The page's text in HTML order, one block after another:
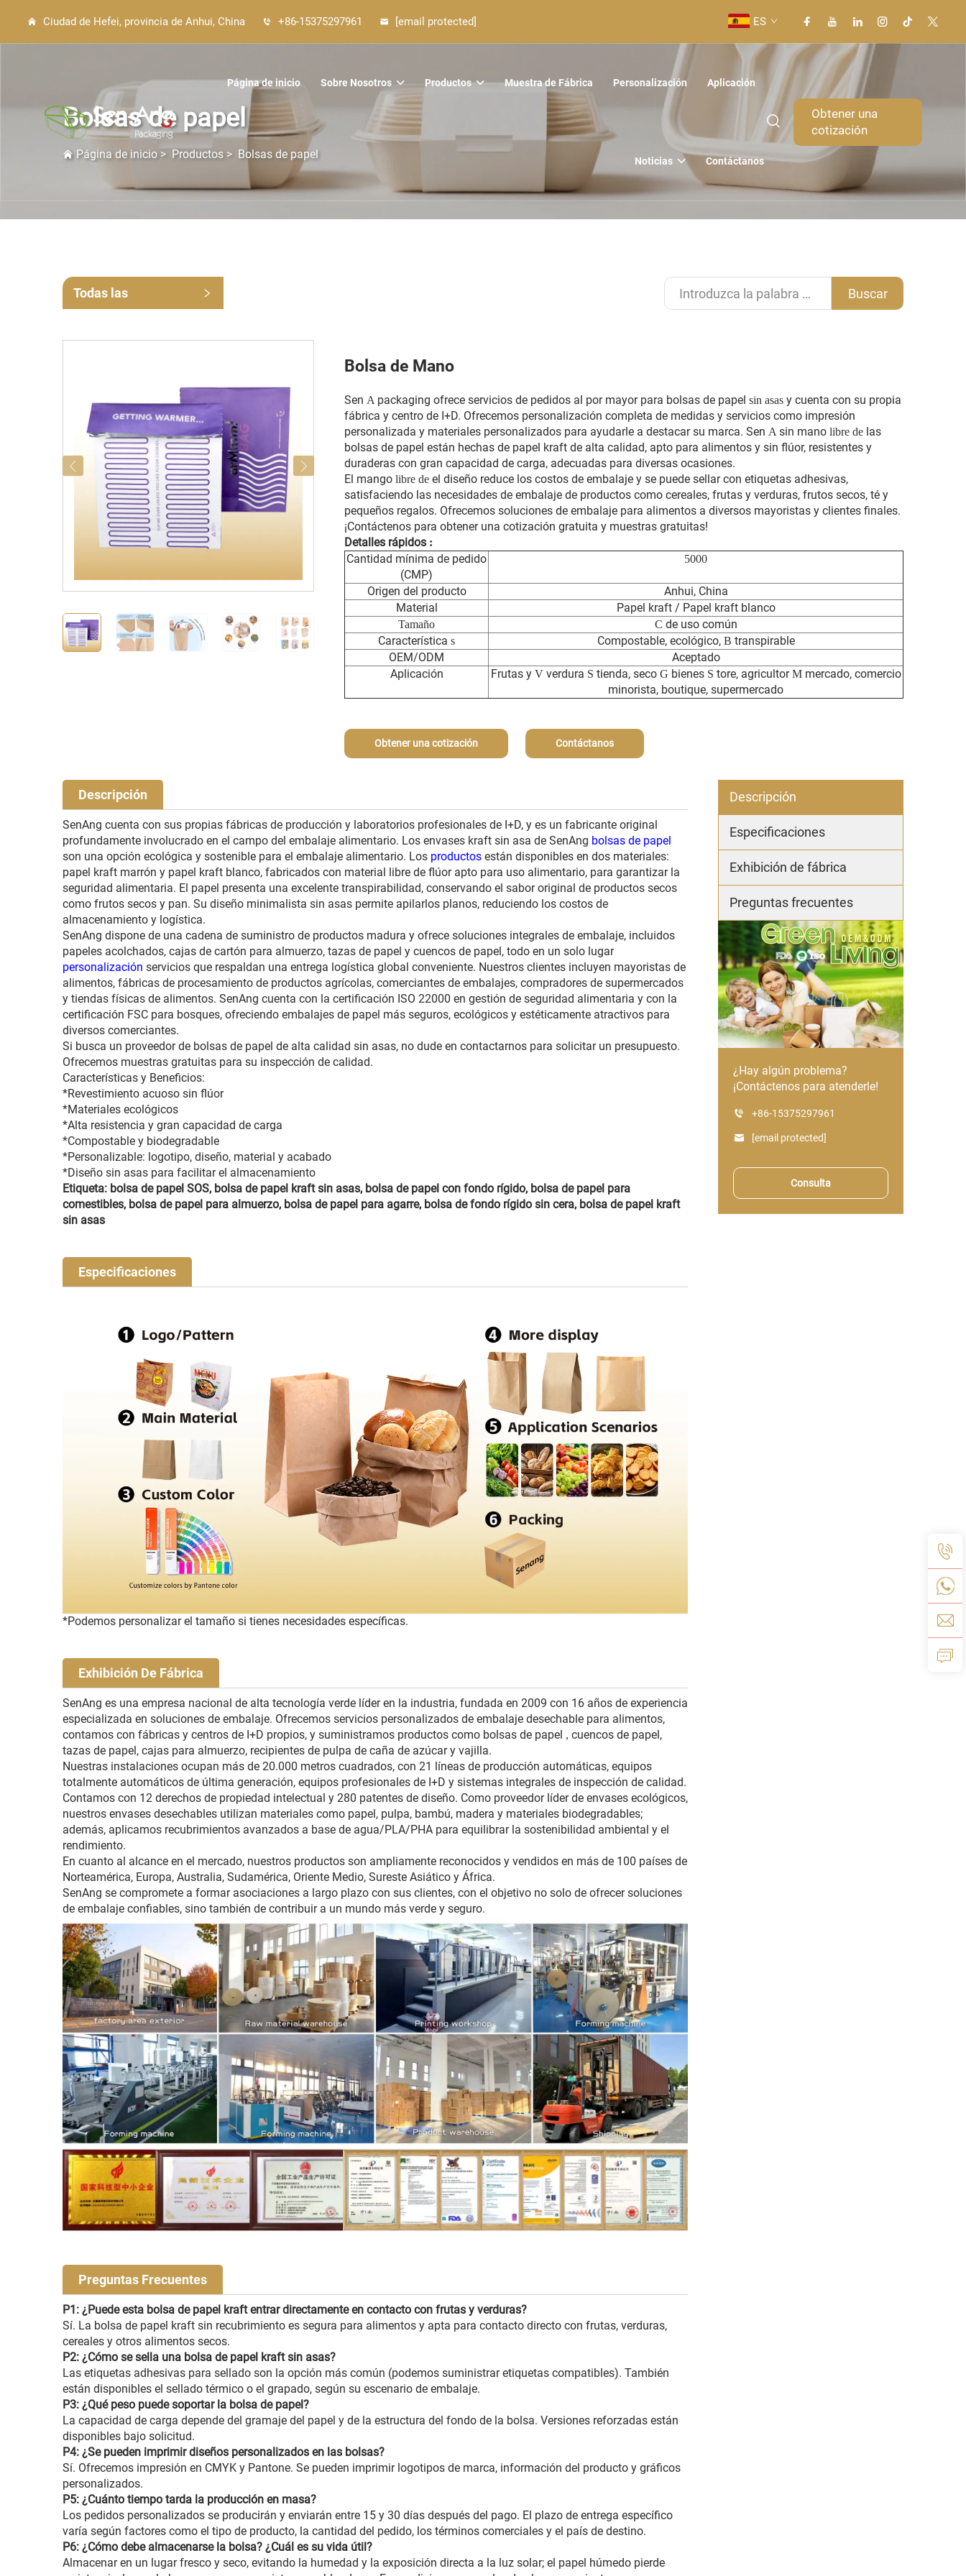
Ciudad de Hefei, provincia de Anhui, China +86-15375297961 [email protected] ES
Página de inicio Sobre Nosotros Productos Muestra de Fábrica Personalización Aplicación
Noticias Contáctanos
Obtener una
cotización
Bolsas de papel
Página de inicio > Productos > Bolsas de papel
Todas las Buscar
Bolsa de Mano
Sen A packaging ofrece servicios de pedidos al por mayor para bolsas de papel sin asas y cuenta con su propia
fábrica y centro de I+D. Ofrecemos personalización completa de medidas y servicios como impresión
personalizada y materiales personalizados para ayudarle a destacar su marca. Sen A sin mano libre de las
bolsas de papel están hechas de papel kraft de alta calidad, apto para alimentos y sin flúor, resistentes y
duraderas con gran capacidad de carga, adecuadas para diversas ocasiones.
El mango libre de el diseño reduce los costos de embalaje y se puede sellar con etiquetas adhesivas,
satisfaciendo las necesidades de embalaje de productos como cereales, frutas y verduras, frutos secos, té y
pequeños regalos. Ofrecemos soluciones de embalaje para alimentos a diversos mayoristas y clientes finales.
¡Contáctenos para obtener una cotización gratuita y muestras gratuitas!
Detalles rápidos :
Cantidad mínima de pedido
(CMP)
5000
Origen del producto
Anhui, China
Material
Papel kraft / Papel kraft blanco
Tamaño C de uso común
Característica s Compostable, ecológico, B transpirable
OEM/ODM
Aceptado
Aplicación
Frutas y V verdura S tienda, seco G bienes S tore, agricultorM mercado, comercio
minorista, boutique, supermercado
Obtener una cotización Contáctanos
Descripción
Especificaciones
Exhibición de fábrica
Preguntas frecuentes
¿Hay algún problema?
¡Contáctenos para atenderle!
+86-15375297961
[email protected]
Consulta
Descripción
SenAng cuenta con sus propias fábricas de producción y laboratorios profesionales de I+D, y es un fabricante original
profundamente involucrado en el campo del embalaje alimentario. Los envases kraft sin asa de SenAng bolsas de papel
son una opción ecológica y sostenible para el embalaje alimentario. Los productos están disponibles en dos materiales:
papel kraft marrón y papel kraft blanco, fabricados con material libre de flúor apto para uso alimentario, para garantizar la
seguridad alimentaria. El papel presenta una excelente transpirabilidad, conservando el sabor original de productos secos
como frutos secos y pan. Su diseño minimalista sin asas permite apilarlos planos, reduciendo los costos de
almacenamiento y logística.
SenAng dispone de una cadena de suministro de productos madura y ofrece soluciones integrales de embalaje, incluidos
papeles acolchados, cajas de cartón para almuerzo, tazas de papel y cuencos de papel, todo en un solo lugar
personalización servicios que respaldan una entrega logística global conveniente. Nuestros clientes incluyen mayoristas de
alimentos, fábricas de procesamiento de productos agrícolas, comerciantes de embalajes, compradores de supermercados
y tiendas físicas de alimentos. SenAng cuenta con la certificación ISO 22000 en gestión de seguridad alimentaria y con la
certificación FSC para bosques, ofreciendo embalajes de papel más seguros, ecológicos y estéticamente atractivos para
diversos comerciantes.
Si busca un proveedor de bolsas de papel de alta calidad sin asas, no dude en contactarnos para solicitar un presupuesto.
Ofrecemos muestras gratuitas para su inspección de calidad.
Características y Beneficios:
*Revestimiento acuoso sin flúor
*Materiales ecológicos
*Alta resistencia y gran capacidad de carga
*Compostable y biodegradable
*Personalizable: logotipo, diseño, material y acabado
*Diseño sin asas para facilitar el almacenamiento
Etiqueta: bolsa de papel SOS, bolsa de papel kraft sin asas, bolsa de papel con fondo rígido, bolsa de papel para
comestibles, bolsa de papel para almuerzo, bolsa de papel para agarre, bolsa de fondo rígido sin cera, bolsa de papel kraft
sin asas
Especificaciones
*Podemos personalizar el tamaño si tienes necesidades específicas.
Exhibición De Fábrica
SenAng es una empresa nacional de alta tecnología verde líder en la industria, fundada en 2009 con 16 años de experiencia
especializada en soluciones de embalaje. Ofrecemos servicios personalizados de embalaje desechable para alimentos,
contamos con fábricas y centros de I+D propios, y suministramos productos como bolsas de papel , cuencos de papel,
tazas de papel, cajas para almuerzo, recipientes de pulpa de caña de azúcar y vajilla.
Nuestras instalaciones ocupan más de 20.000 metros cuadrados, con 21 líneas de producción automáticas, equipos
totalmente automáticos de última generación, equipos profesionales de I+D y sistemas integrales de inspección de calidad.
Contamos con 12 derechos de propiedad intelectual y 280 patentes de diseño. Como proveedor líder de envases ecológicos,
nuestros envases desechables utilizan materiales como papel, pulpa, bambú, madera y materiales biodegradables;
además, aplicamos recubrimientos avanzados a base de agua/PLA/PHA para equilibrar la sostenibilidad ambiental y el
rendimiento.
En cuanto al alcance en el mercado, nuestros productos son ampliamente reconocidos y vendidos en más de 100 países de
Norteamérica, Europa, Australia, Sudamérica, Oriente Medio, Sureste Asiático y África.
SenAng se compromete a formar asociaciones a largo plazo con sus clientes, con el objetivo no solo de ofrecer soluciones
de embalaje confiables, sino también de contribuir a un mundo más verde y seguro.
Preguntas Frecuentes
P1: ¿Puede esta bolsa de papel kraft entrar directamente en contacto con frutas y verduras?
Sí. La bolsa de papel kraft sin recubrimiento es segura para alimentos y apta para contacto directo con frutas, verduras,
cereales y otros alimentos secos.
P2: ¿Cómo se sella una bolsa de papel kraft sin asas?
Las etiquetas adhesivas para sellado son la opción más común (podemos suministrar etiquetas compatibles). También
están disponibles el sellado térmico o el grapado, según su escenario de embalaje.
P3: ¿Qué peso puede soportar la bolsa de papel?
La capacidad de carga depende del gramaje del papel y de la estructura del fondo de la bolsa. Versiones reforzadas están
disponibles bajo solicitud.
P4: ¿Se pueden imprimir diseños personalizados en las bolsas?
Sí. Ofrecemos impresión en CMYK y Pantone. Se pueden imprimir logotipos de marca, información del producto y gráficos
personalizados.
P5: ¿Cuánto tiempo tarda la producción en masa?
Los pedidos personalizados se producirán y enviarán entre 15 y 30 días después del pago. El plazo de entrega específico
varía según factores como el tipo de producto, la cantidad del pedido, los términos comerciales y el país de destino.
P6: ¿Cómo debe almacenarse la bolsa? ¿Cuál es su vida útil?
Almacenar en un lugar fresco y seco, evitando la humedad y la exposición directa a la luz solar; el papel húmedo pierde